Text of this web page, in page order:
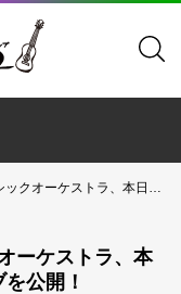
日18時からライブ配信アーカイブを公開！
ーケストラ、本
公開！